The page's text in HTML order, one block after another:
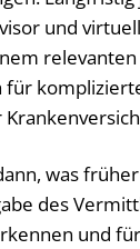
und
relevanten
für
was
des
und